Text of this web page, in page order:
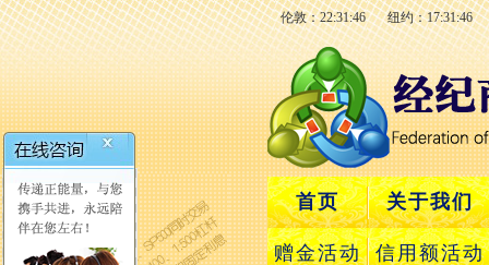
伦敦：22:31:47 纽约：17:31:47
首页 关于我们
赠金活动 信用额活动